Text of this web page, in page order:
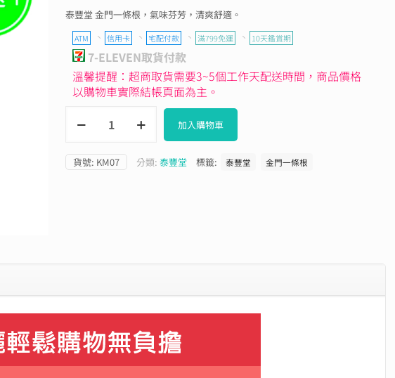
泰豐堂 金門一條根，氣味芬芳，清爽舒適。
ATM 、信用卡 、 宅配付款 、滿799免運 、 10天鑑賞期
7-ELEVEN取貨付款
溫馨提醒：超商取貨需要3~5個工作天配送時間，商品價格
以購物車實際結帳頁面為主。
加入購物車
貨號: KM07 分類:泰豐堂 標籤: 泰豐堂 金門一條根